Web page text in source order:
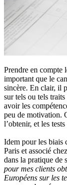
Prendre en compte
important que le
sincère. En clair, il
sur tels ou tels
avoir les
peu de motivation.
l’obtenir, et les
Idem pour les biais
Paris et associé
dans la pratique de
pour mes clients
Européens sur les